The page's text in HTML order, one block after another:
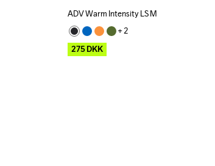
Outlet
ADV Warm Intensity LS M
+ 2
275DKK